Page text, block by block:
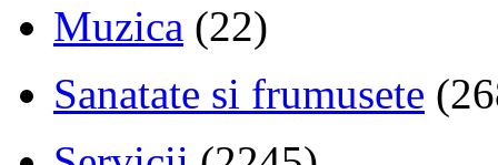
Muzica (22)
Sanatate si frumusete